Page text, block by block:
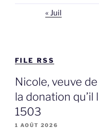
« Juil
FILE RSS
Nicole, veuve
la donation
1503
1 AOÛT 2026